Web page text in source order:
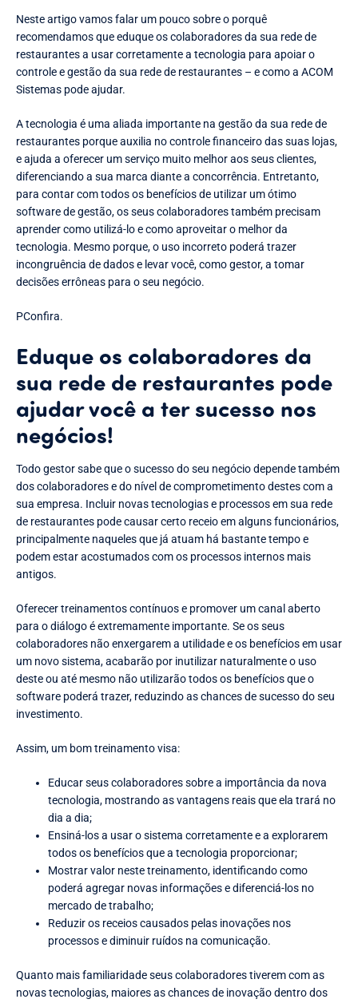
Neste artigo vamos falar um pouco sobre o porquê
recomendamos que eduque os colaboradores da sua rede de
restaurantes a usar corretamente a tecnologia para apoiar o
controle e gestão da sua rede de restaurantes – e como a ACOM
Sistemas pode ajudar.
A tecnologia é uma aliada importante na gestão da sua rede de
restaurantes porque auxilia no controle financeiro das suas lojas,
e ajuda a oferecer um serviço muito melhor aos seus clientes,
diferenciando a sua marca diante a concorrência. Entretanto,
para contar com todos os benefícios de utilizar um ótimo
software de gestão, os seus colaboradores também precisam
aprender como utilizá-lo e como aproveitar o melhor da
tecnologia. Mesmo porque, o uso incorreto poderá trazer
incongruência de dados e levar você, como gestor, a tomar
decisões errôneas para o seu negócio.
PConfira.
Eduque os colaboradores da
sua rede de restaurantes pode
ajudar você a ter sucesso nos
negócios!
Todo gestor sabe que o sucesso do seu negócio depende também
dos colaboradores e do nível de comprometimento destes com a
sua empresa. Incluir novas tecnologias e processos em sua rede
de restaurantes pode causar certo receio em alguns funcionários,
principalmente naqueles que já atuam há bastante tempo e
podem estar acostumados com os processos internos mais
antigos.
Oferecer treinamentos contínuos e promover um canal aberto
para o diálogo é extremamente importante. Se os seus
colaboradores não enxergarem a utilidade e os benefícios em usar
um novo sistema, acabarão por inutilizar naturalmente o uso
deste ou até mesmo não utilizarão todos os benefícios que o
software poderá trazer, reduzindo as chances de sucesso do seu
investimento.
Assim, um bom treinamento visa:
Educar seus colaboradores sobre a importância da nova
tecnologia, mostrando as vantagens reais que ela trará no
dia a dia;
Ensiná-los a usar o sistema corretamente e a explorarem
todos os benefícios que a tecnologia proporcionar;
Mostrar valor neste treinamento, identificando como
poderá agregar novas informações e diferenciá-los no
mercado de trabalho;
Reduzir os receios causados pelas inovações nos
processos e diminuir ruídos na comunicação.
Quanto mais familiaridade seus colaboradores tiverem com as
novas tecnologias, maiores as chances de inovação dentro dos